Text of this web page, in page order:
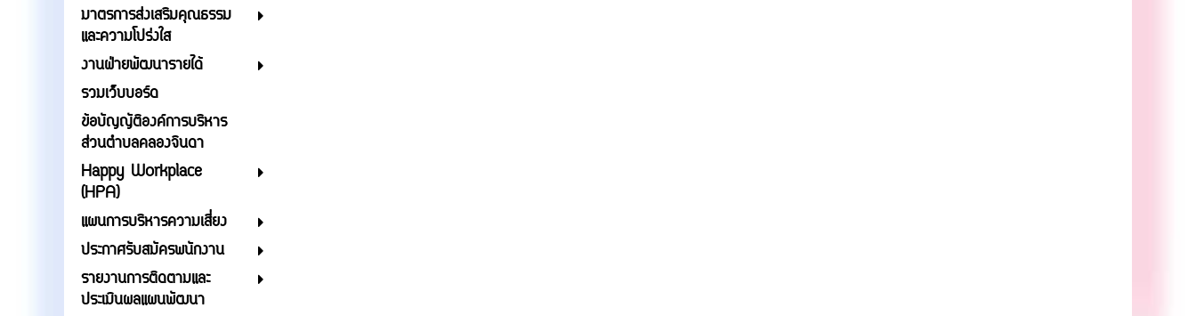
มาตรการส่งเสริมคุณธรรม
และความโปร่งใส
งานฝ่ายพัฒนารายได้
รวมเว็บบอร์ด
ข้อบัญญัติองค์การบริหาร
ส่วนตำบลคลองจินดา
Happy Workplace
(HPA)
แผนการบริหารความเสี่ยง
ประกาศรับสมัครพนักงาน
รายงานการติดตามและ
ประเมินผลแผนพัฒนา